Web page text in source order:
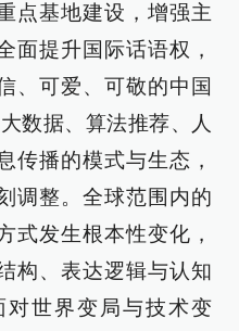
点基地建设，增强主
面提升国际话语权，
、可爱、可敬的中国
数据、算法推荐、人
传播的模式与生态，
调整。全球范围内的
式发生根本性变化，
构、表达逻辑与认知
世界变局与技术变